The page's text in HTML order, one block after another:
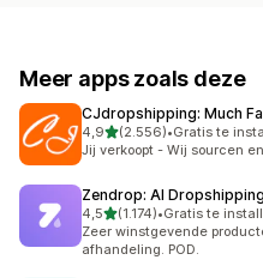
Meer apps zoals deze
CJdropshipping: Much
4,9van 5 sterren
(2.556)
2556 recensies in totaal
•Gratis te
Jij verkoopt - Wij sourcen
Zendrop: AI
4,5van 5 sterren
(1.174)
1174 recensies in totaal
•Gratis te
Zeer winstgevende
afhandeling. POD.